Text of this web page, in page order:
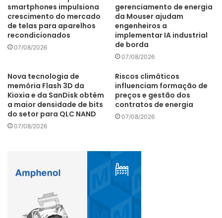
smartphones impulsiona
crescimento do mercado
de telas para aparelhos
recondicionados
07/08/2026
gerenciamento de energia
da Mouser ajudam
engenheiros a
implementar IA industrial
de borda
07/08/2026
Nova tecnologia de
memória Flash 3D da
Kioxia e da SanDisk obtém
a maior densidade de bits
do setor para QLC NAND
07/08/2026
Riscos climáticos
influenciam formação de
preços e gestão dos
contratos de energia
07/08/2026